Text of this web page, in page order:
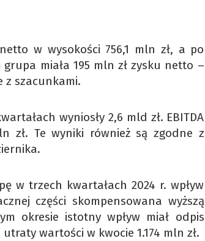
w wysokości 756,1 mln zł, a po
miała 195 mln zł zysku netto –
z szacunkami.
wyniosły 2,6 mld zł. EBITDA
zł. Te wyniki również są zgodne z
w trzech kwartałach 2024 r. wpływ
części skompensowana wyższą
okresie istotny wpływ miał odpis
wartości w kwocie 1.174 mln zł.